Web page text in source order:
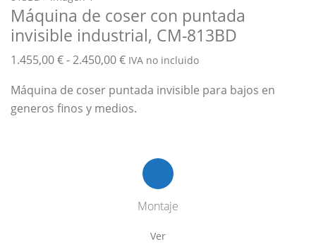
Máquina de coser con puntada
invisible industrial, CM-813BD
1.455,00€-2.450,00€Rango
precios:
desde
2.450,00 €
IVA no incluido
Máquina de coser puntada invisible para bajos en
generos finos y medios.
Montaje
Ver